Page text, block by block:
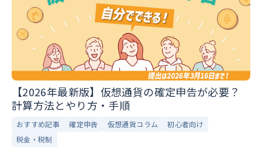
【2026年最新版】仮想通貨の確定申告が必要？
計算方法とやり方・手順
おすすめ記事 確定申告 仮想通貨コラム
初心者向け
税金・税制